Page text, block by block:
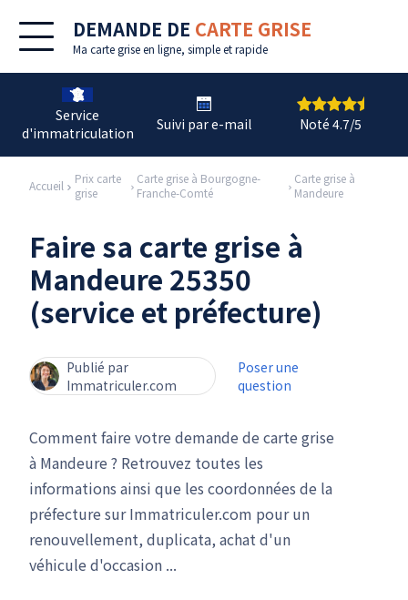
DEMANDE DE CARTE GRISE
Ma carte grise en ligne, simple et rapide
Service
d'immatriculation
Suivi par e-mail Noté 4.7/5
Accueil
Prix carte
grise
Carte grise à Bourgogne-
Franche-Comté
Carte grise à
Mandeure
Faire sa carte grise à
Mandeure 25350
(service et préfecture)
Publié par
Immatriculer.com
Poser une
question
Comment faire votre demande de carte grise
à Mandeure ? Retrouvez toutes les
informations ainsi que les coordonnées de la
préfecture sur Immatriculer.com pour un
renouvellement, duplicata, achat d'un
véhicule d'occasion ...